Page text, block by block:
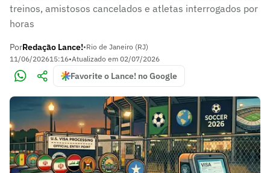
treinos, amistosos cancelados e atletas interrogados por
horas
PorRedação Lance!•Rio de Janeiro (RJ)
11/06/202615:16•Atualizado em 02/07/2026
Favorite o Lance! no Google